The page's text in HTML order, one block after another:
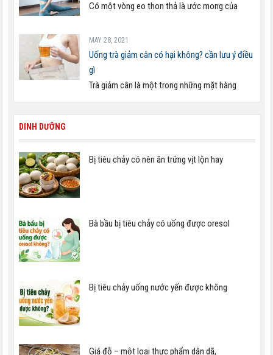
Có một vòng eo thon thả là ước mong của
MAY 28, 2021
Uống trà giảm cân có hại không? cần lưu ý điều
gì
Trà giảm cân là một trong những mặt hàng
DINH DƯỠNG
Bị tiêu chảy có nên ăn trứng vịt lộn hay
Bà bầu bị tiêu chảy có uống được oresol
Bị tiêu chảy uống nước yến được không
Giá đỗ – một loại thực phẩm dân dã,